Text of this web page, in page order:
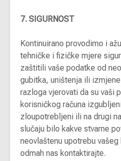
7. SIGURNOST
Kontinuirano provodimo i
tehničke i fizičke mjere
zaštitili vaše podatke od
gubitka, uništenja ili
razloga vjerovati da su vaši
korisničkog računa
zloupotrebljeni ili na drugi
slučaju bilo kakve stvarne
neovlaštenu upotrebu
odmah nas kontaktirajte.